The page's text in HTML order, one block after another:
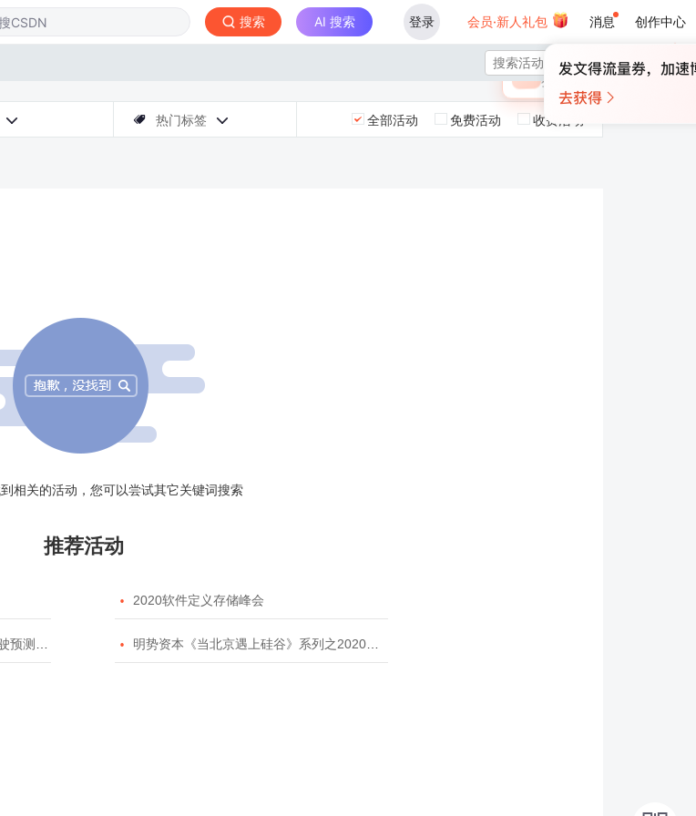
搜索 AI 搜索 登录 会员·新人礼包 消息 创作中心
×
🎁 未登录
登录领取最高

  热门标签  全部活动 免费活动 收费活动
相关的活动，您可以尝试其它关键词搜索
推荐活动
 2020软件定义存储峰会
挑战赛  明势资本《当北京遇上硅谷》系列之2020年度开源峰会